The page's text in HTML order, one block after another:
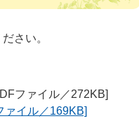
さい。
ファイル／272KB]
ァイル／169KB]